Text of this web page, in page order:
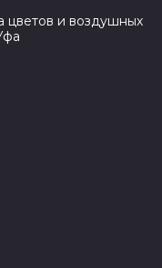
цветов и воздушных